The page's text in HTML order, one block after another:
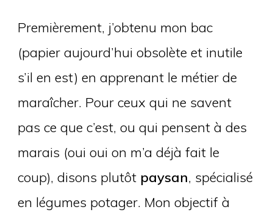
Premièrement, j’obtenu mon bac
(papier aujourd’hui obsolète et inutile
s’il en est) en apprenant le métier de
maraîcher. Pour ceux qui ne savent
pas ce que c’est, ou qui pensent à des
marais (oui oui on m’a déjà fait le
coup), disons plutôt paysan, spécialisé
en légumes potager. Mon objectif à